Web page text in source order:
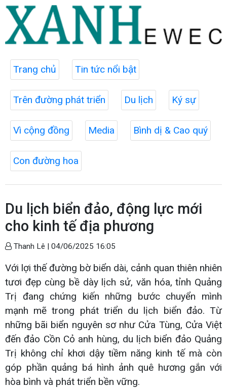
Trang chủ Tin tức nổi bật
Trên đường phát triển Du lịch Ký sự
Vì cộng đồng Media Bình dị & Cao quý
Con đường hoa
Du lịch biển đảo, động lực mới
cho kinh tế địa phương
Thanh Lê | 04/06/2025 16:05
Với lợi thế đường bờ biển dài, cảnh quan thiên nhiên
tươi đẹp cùng bề dày lịch sử, văn hóa, tỉnh Quảng
Trị đang chứng kiến những bước chuyển mình
mạnh mẽ trong phát triển du lịch biển đảo. Từ
những bãi biển nguyên sơ như Cửa Tùng, Cửa Việt
đến đảo Cồn Cỏ anh hùng, du lịch biển đảo Quảng
Trị không chỉ khơi dậy tiềm năng kinh tế mà còn
góp phần quảng bá hình ảnh quê hương gắn với
hòa bình và phát triển bền vững.